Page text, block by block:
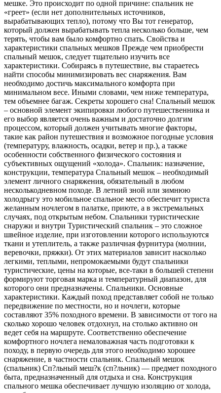
мешке. Это происходит по одной причине: спальник не
«греет» (если нет дополнительных источников,
вырабатывающих тепло), потому что Вы тот генератор,
который должен вырабатывать тепла несколько больше, чем
терять, чтобы вам было комфортно спать. Свойства и
характеристики спальных мешков Прежде чем приобрести
спальный мешок, следует тщательно изучить все
характеристики. Собираясь в путешествие, вы стараетесь
найти способы минимизировать вес снаряжения. Вам
необходимо достичь максимального комфорта при
минимальном весе. Иными словами, чем ниже температура,
тем объемнее багаж. Секреты хорошего сна! Спальный мешок
– основной элемент экипировки любого путешественника и
его выбор является очень важным и достаточно долгим
процессом, который должен учитывать многие факторы,
такие как район путешествия и возможное погодные условия
(температуру, влажность, осадки, ветер и пр.), а также
особенности собственного физического состояния и
субъективных ощущений «холода». Спальник: назначение,
конструкции, температура Спальный мешок – необходимый
элемент личного снаряжения, обязательный в любом
несколькодневном походе. В летний зной или зимнюю
холодрыгу это мобильное спальное место обеспечит туриста
желанным ночлегом в палатке, приюте, а в экстремальных
случаях, под открытым небом. Спальники туристические
снаружи и внутри Туристический спальник – это сложное
швейное изделие, при изготовлении которого используются
ткани и утеплитель, а также различная фурнитура (молнии,
веревочки, пряжки). От этих материалов зависит насколько
легкими, теплыми, непромокаемыми будут спальники
туристические, цены на которые, все-таки в большей степени
формируют торговая марка и температурный диапазон, для
которого они предназначены. Спальники. Основные
характеристики. Каждый поход представляет собой не только
передвижение по местности, но и ночлеги, которые
составляют 35% походного времени. В зависимости от того на
сколько хорошо человек отдохнул, на столько активно он
ведет себя на маршруте. Соответственно обеспечение
комфортного ночлега немаловажная часть подготовки к
походу, в первую очередь для этого необходимо хорошее
снаряжение, в частности спальник. Спальный мешок
(спальник) Сп?льный меш?к (сп?льник) — предмет походного
быта, предназначенный для отдыха и сна. Конструкция
спального мешка обеспечивает лучшую изоляцию от холода,